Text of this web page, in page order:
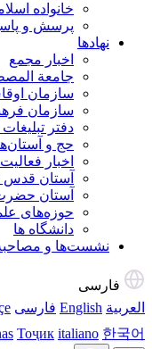
خانواده
پرسش و
نهادها
اخبار مجمع
جامعة
سازمان
سازمان
دفتر
حج و
اخبار
آستان
آستان
حوزه‌های
دانشگاه ها
نشست‌ها و
فارسی
العربية English فارسی
Тоҷик italiano 한국어